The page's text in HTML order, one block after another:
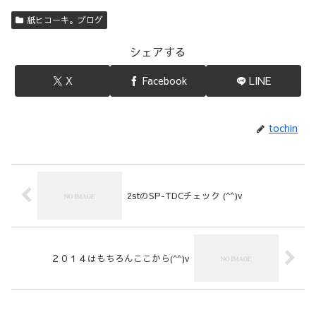
紙ヒコーキ。ブログ
シェアする
X Facebook LINE
tochin
2stのSP-TDCチェック (^^)v
２０１４はもちろんここから(^^)v